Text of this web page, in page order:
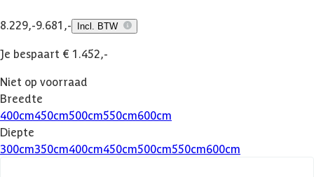
8.229,-9.681,- Incl. BTW
Je bespaart € 1.452,-
Niet op voorraad
Breedte
400cm450cm500cm550cm600cm
Diepte
300cm350cm400cm450cm500cm550cm600cm